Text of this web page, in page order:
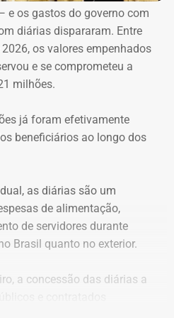
à ocorrência de mais
em um curto intervalo de
essas medidas, inclusive com
ou pelo tempo que
fazer uma fiscalização mais
aeronaves, na manutenção
cidade, dos turistas que
que circula aqui pela
equipes de resgate. Segundo
e os gastos do governo com
diárias dispararam. Entre
os valores empenhados
e se comprometeu a
milhões.
já foram efetivamente
beneficiários ao longo dos
as diárias são um
de alimentação,
de servidores durante
Brasil quanto no exterior.
a concessão das diárias a
pelos decretos estaduais nº